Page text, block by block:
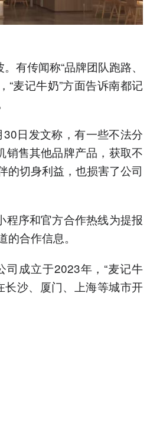
有传闻称“品牌团队跑路、
“麦记牛奶”方面告诉南都记
日发文称，有一些不法分
销售其他品牌产品，获取不
的切身利益，也损害了公司
程序和官方合作热线为提报
合作信息。
成立于2023年，“麦记牛
长沙、厦门、上海等城市开